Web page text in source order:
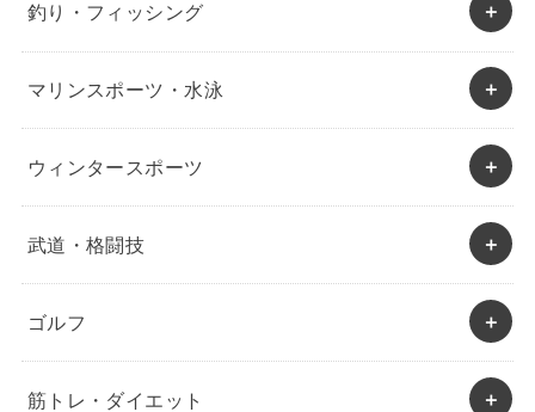
釣り・フィッシング
マリンスポーツ・水泳
ウィンタースポーツ
武道・格闘技
ゴルフ
筋トレ・ダイエット